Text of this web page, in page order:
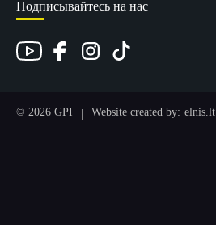
Подписывайтесь на нас
© 2026 GPI | Website created by: elnis.lt